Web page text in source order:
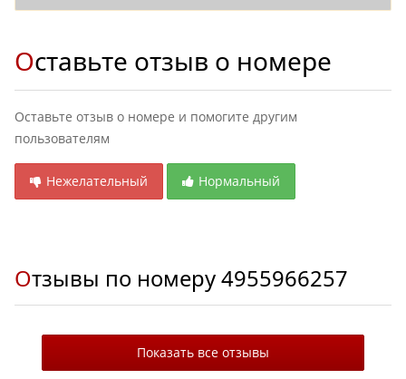
Оставьте отзыв о номере
Оставьте отзыв о номере и помогите другим
пользователям
Нежелательный Нормальный
Отзывы по номеру4955966257
Показать все отзывы